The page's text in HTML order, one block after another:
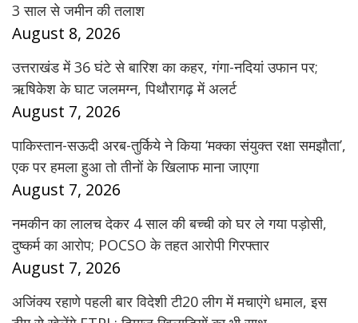
3 साल से जमीन की तलाश
August 8, 2026
उत्तराखंड में 36 घंटे से बारिश का कहर, गंगा-नदियां उफान पर;
ऋषिकेश के घाट जलमग्न, पिथौरागढ़ में अलर्ट
August 7, 2026
पाकिस्तान-सऊदी अरब-तुर्किये ने किया ‘मक्का संयुक्त रक्षा समझौता’,
एक पर हमला हुआ तो तीनों के खिलाफ माना जाएगा
August 7, 2026
नमकीन का लालच देकर 4 साल की बच्ची को घर ले गया पड़ोसी,
दुष्कर्म का आरोप; POCSO के तहत आरोपी गिरफ्तार
August 7, 2026
अजिंक्य रहाणे पहली बार विदेशी टी20 लीग में मचाएंगे धमाल, इस